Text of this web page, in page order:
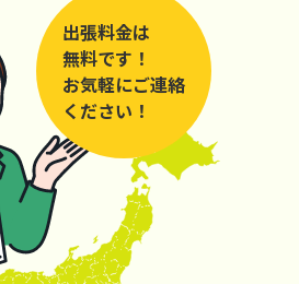
出張料金は
無料です！
お気軽にご連絡
ください！